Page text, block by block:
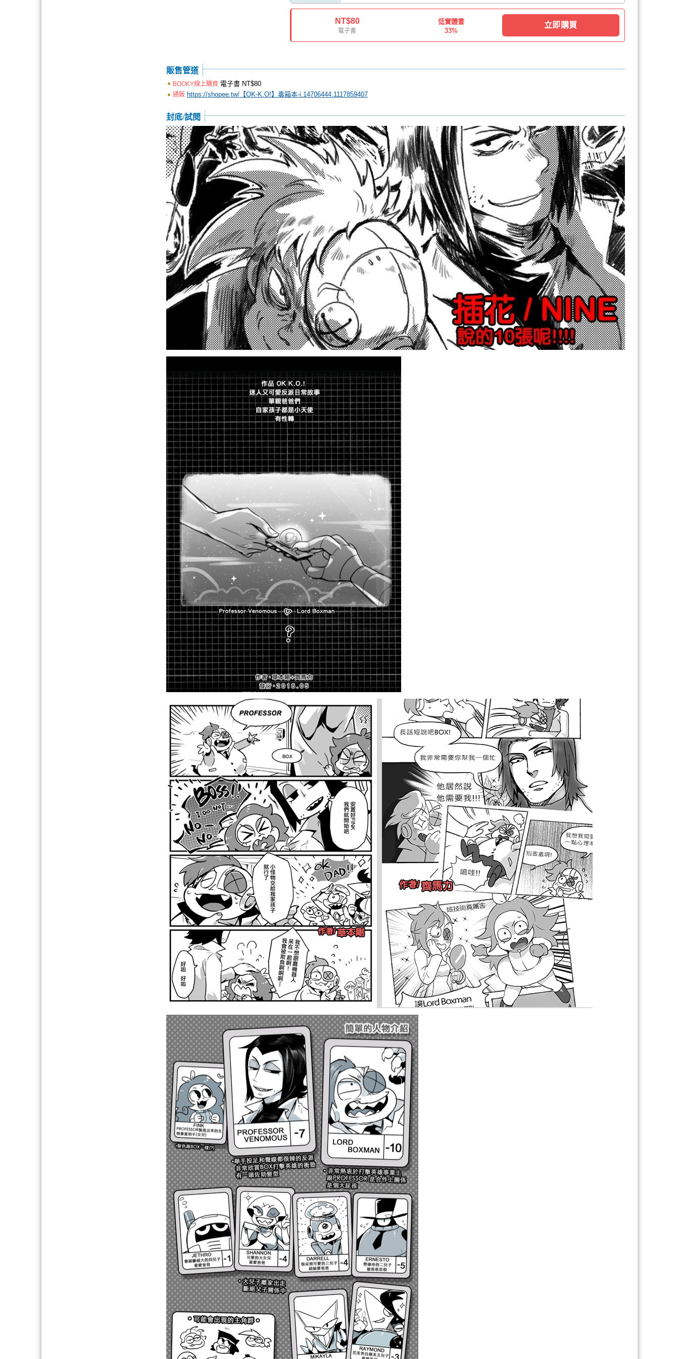
NT$80
電子書
低實體書
33%
立即購買
販售管道
BOOKY線上購買 電子書 NT$80
通販 https://shopee.tw/【OK-K.O!】毒箱本-i.14706444.1117859407
封底/試閱